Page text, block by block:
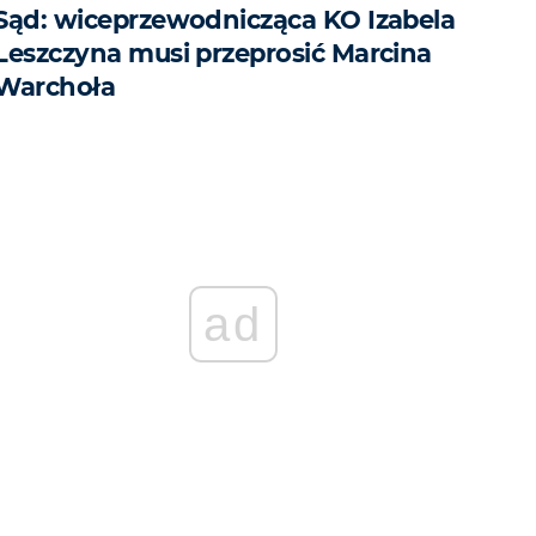
wiceprzewodnicząca KO Izabela
musi przeprosić Marcina
ad